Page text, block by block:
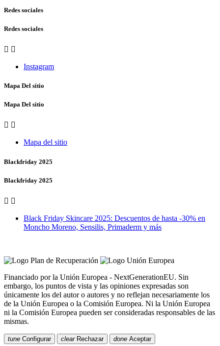
Redes sociales
Redes sociales
 
Instagram
Mapa Del sitio
Mapa Del sitio
 
Mapa del sitio
Blackfriday 2025
Blackfriday 2025
 
Black Friday Skincare 2025: Descuentos de hasta -30% en
Moncho Moreno, Sensilis, Primaderm y más
Financiado por la Unión Europea - NextGenerationEU. Sin
embargo, los puntos de vista y las opiniones expresadas son
únicamente los del autor o autores y no reflejan necesariamente los
de la Unión Europea o la Comisión Europea. Ni la Unión Europea
ni la Comisión Europea pueden ser consideradas responsables de las
mismas.
tune Configurar clear Rechazar done Aceptar